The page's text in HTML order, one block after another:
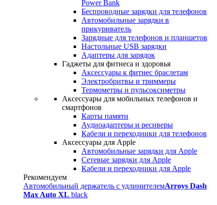
Power Bank
Беспроводные зарядки для телефонов
Автомобильные зарядки в
прикуриватель
Зарядные для телефонов и планшетов
Настольные USB зарядки
Адаптеры для зарядок
Гаджеты для фитнеса и здоровья
Аксессуары к фитнес браслетам
Электробритвы и триммеры
Термометры и пульсоксиметры
Аксессуары для мобильных телефонов и
смартфонов
Карты памяти
Аудиоадаптеры и ресиверы
Кабели и переходники для телефонов
Аксессуары для Apple
Автомобильные зарядки для Apple
Сетевые зарядки для Apple
Кабели и переходники для Apple
Рекомендуем
Автомобильный держатель с удлинителемArroys Dash
Max Auto XL black